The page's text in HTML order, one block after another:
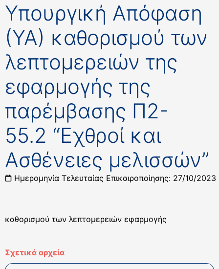
Υπουργική Απόφαση
(ΥΑ) καθορισμού των
λεπτομερειών της
εφαρμογής της
παρέμβασης Π2-
55.2 “Εχθροί και
Ασθένειες μελισσών”
Ημερομηνία Τελευταίας Επικαιροποίησης: 27/10/2023
καθορισμού των λεπτομερειών εφαρμογής
Σχετικά αρχεία